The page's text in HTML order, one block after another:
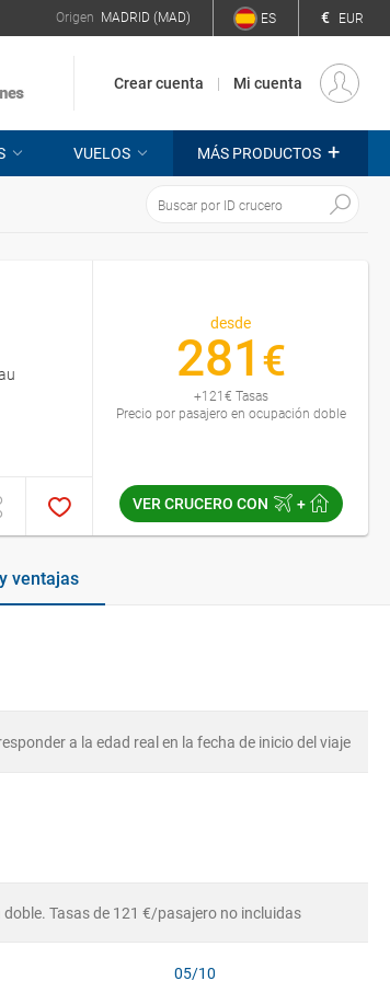
Origen MADRID (MAD) ES € EUR
Crear cuenta Mi cuenta
VUELOS MÁS PRODUCTOS +
desde
281€
+121 € Tasas
Precio por pasajero en ocupación doble
VER CRUCERO CON +
ventajas
a la edad real en la fecha de inicio del viaje
Tasas de 121 €/pasajero no incluidas
05/10